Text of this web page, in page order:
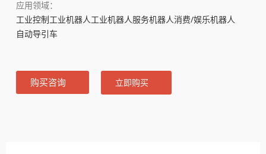
应用领域：
工业控制工业机器人工业机器人服务机器人消费/娱乐机器人
自动导引车
购买咨询 立即购买